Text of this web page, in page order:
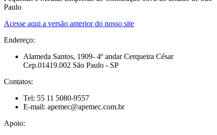
Paulo
Acesse aqui a versão anterior do nosso site
Endereço:
Alameda Santos, 1909- 4º andar Cerqueira César
Cep.01419.002 São Paulo - SP
Contatos:
Tel: 55 11 5080-9557
E-mail: apemec@apemec.com.br
Apoio: